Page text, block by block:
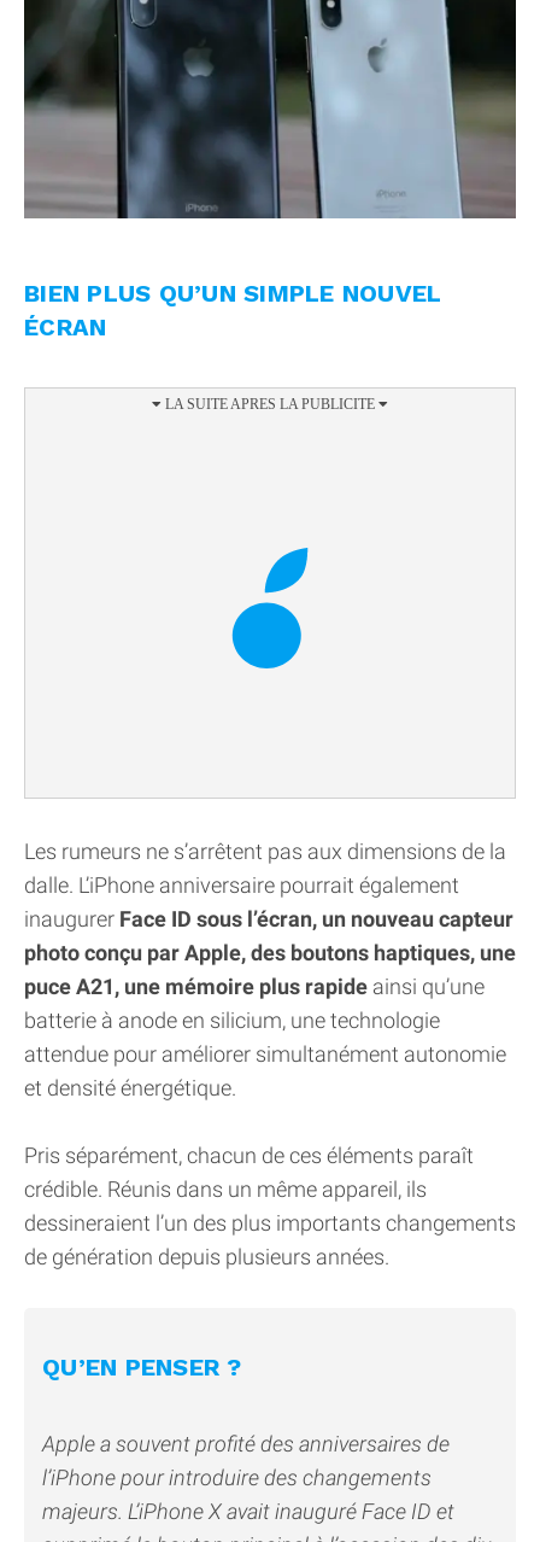
BIEN PLUS QU’UN SIMPLE NOUVEL
ÉCRAN
Les rumeurs ne s’arrêtent pas aux dimensions de la
dalle. L’iPhone anniversaire pourrait également
inaugurer Face ID sous l’écran, un nouveau capteur
photo conçu par Apple, des boutons haptiques, une
puce A21, une mémoire plus rapide ainsi qu’une
batterie à anode en silicium, une technologie
attendue pour améliorer simultanément autonomie
et densité énergétique.
Pris séparément, chacun de ces éléments paraît
crédible. Réunis dans un même appareil, ils
dessineraient l’un des plus importants changements
de génération depuis plusieurs années.
QU’EN PENSER ?
Apple a souvent profité des anniversaires de
l’iPhone pour introduire des changements
majeurs. L’iPhone X avait inauguré Face ID et